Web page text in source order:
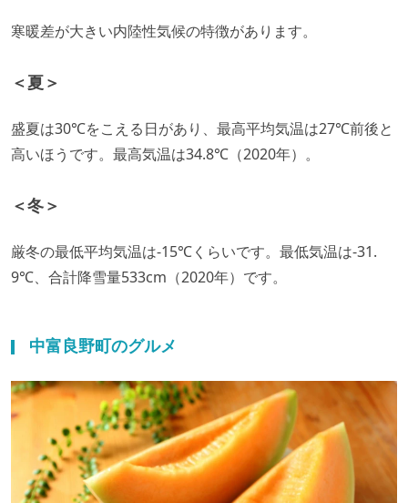
寒暖差が大きい内陸性気候の特徴があります。
＜夏＞
盛夏は30℃をこえる日があり、最高平均気温は27℃前後と
高いほうです。最高気温は34.8℃（2020年）。
＜冬＞
厳冬の最低平均気温は-15℃くらいです。最低気温は-31.
9℃、合計降雪量533cm（2020年）です。
中富良野町のグルメ